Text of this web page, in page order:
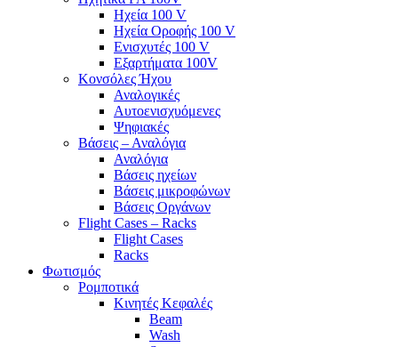
Ηχεία 100 V
Ηχεία Οροφής 100 V
Ενισχυτές 100 V
Εξαρτήματα 100V
Κονσόλες Ήχου
Αναλογικές
Αυτοενισχυόμενες
Ψηφιακές
Βάσεις – Αναλόγια
Αναλόγια
Βάσεις ηχείων
Βάσεις μικροφώνων
Βάσεις Οργάνων
Flight Cases – Racks
Flight Cases
Racks
Φωτισμός
Ρομποτικά
Κινητές Κεφαλές
Beam
Wash